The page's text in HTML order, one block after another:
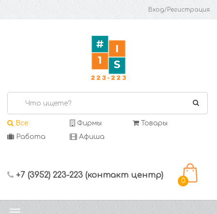
Вход/Регистрация
Все Фирмы
Товары
Работа
Афиша
+7 (3952) 223-223 (контакт центр)
0